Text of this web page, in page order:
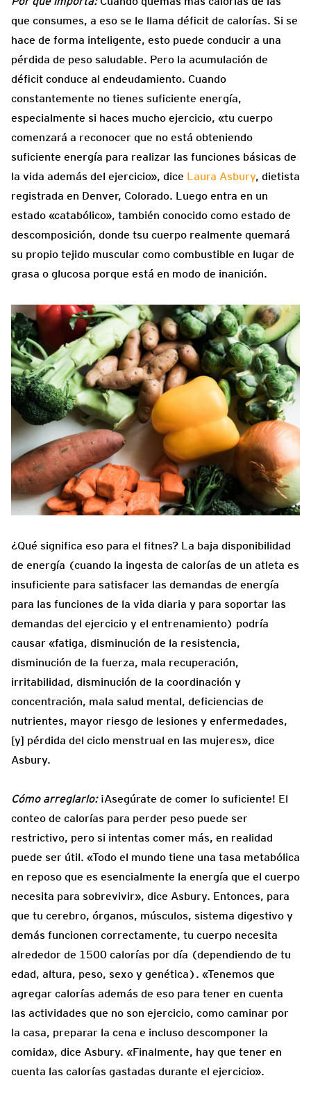
que consumes, a eso se le llama déficit de calorías. Si se
hace de forma inteligente, esto puede conducir a una
pérdida de peso saludable. Pero la acumulación de
déficit conduce al endeudamiento. Cuando
constantemente no tienes suficiente energía,
especialmente si haces mucho ejercicio, «tu cuerpo
comenzará a reconocer que no está obteniendo
suficiente energía para realizar las funciones básicas de
la vida además del ejercicio», dice Laura Asbury, dietista
registrada en Denver, Colorado. Luego entra en un
estado «catabólico», también conocido como estado de
descomposición, donde tsu cuerpo realmente quemará
su propio tejido muscular como combustible en lugar de
grasa o glucosa porque está en modo de inanición.
¿Qué significa eso para el fitnes? La baja disponibilidad
de energía (cuando la ingesta de calorías de un atleta es
insuficiente para satisfacer las demandas de energía
para las funciones de la vida diaria y para soportar las
demandas del ejercicio y el entrenamiento) podría
causar «fatiga, disminución de la resistencia,
disminución de la fuerza, mala recuperación,
irritabilidad, disminución de la coordinación y
concentración, mala salud mental, deficiencias de
nutrientes, mayor riesgo de lesiones y enfermedades,
[y] pérdida del ciclo menstrual en las mujeres», dice
Asbury.
Cómo arreglarlo: ¡Asegúrate de comer lo suficiente! El
conteo de calorías para perder peso puede ser
restrictivo, pero si intentas comer más, en realidad
puede ser útil. «Todo el mundo tiene una tasa metabólica
en reposo que es esencialmente la energía que el cuerpo
necesita para sobrevivir», dice Asbury. Entonces, para
que tu cerebro, órganos, músculos, sistema digestivo y
demás funcionen correctamente, tu cuerpo necesita
alrededor de 1500 calorías por día (dependiendo de tu
edad, altura, peso, sexo y genética). «Tenemos que
agregar calorías además de eso para tener en cuenta
las actividades que no son ejercicio, como caminar por
la casa, preparar la cena e incluso descomponer la
comida», dice Asbury. «Finalmente, hay que tener en
cuenta las calorías gastadas durante el ejercicio».